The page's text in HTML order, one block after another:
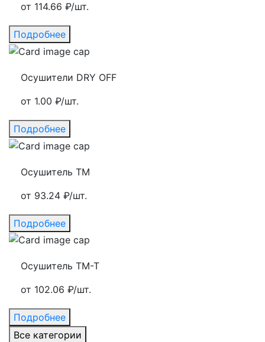
от 114.66 ₽/шт.
Подробнее
Осушители DRY OFF
от 1.00 ₽/шт.
Подробнее
Осушитель ТМ
от 93.24 ₽/шт.
Подробнее
Осушитель ТМ-Т
от 102.06 ₽/шт.
Подробнее
Все категории